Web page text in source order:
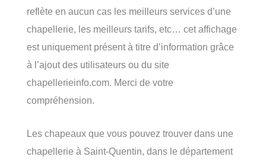
reflète en aucun cas les meilleurs services d’une
chapellerie, les meilleurs tarifs, etc… cet affichage
est uniquement présent à titre d’information grâce
à l’ajout des utilisateurs ou du site
chapellerieinfo.com. Merci de votre
compréhension.
Les chapeaux que vous pouvez trouver dans une
chapellerie à Saint-Quentin, dans le département